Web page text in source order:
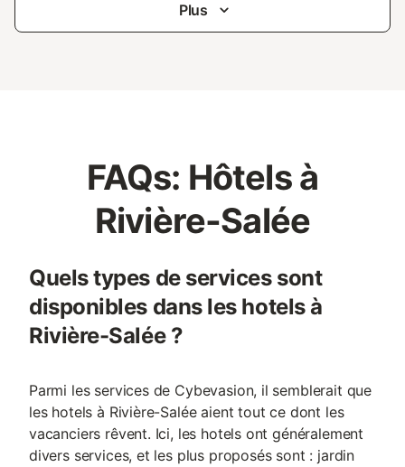
Plus
FAQs: Hôtels à
Rivière-Salée
Quels types de services sont
disponibles dans les hotels à
Rivière-Salée ?
Parmi les services de Cybevasion, il semblerait que
les hotels à Rivière-Salée aient tout ce dont les
vacanciers rêvent. Ici, les hotels ont généralement
divers services, et les plus proposés sont : jardin